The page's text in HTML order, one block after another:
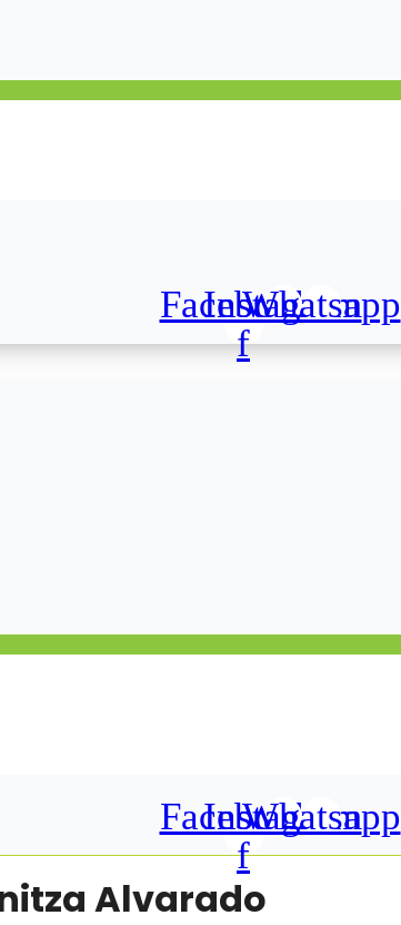
Facebook-
f
Instagram
Whatsapp
Facebook-
f
Instagram
Whatsapp
Alvarado